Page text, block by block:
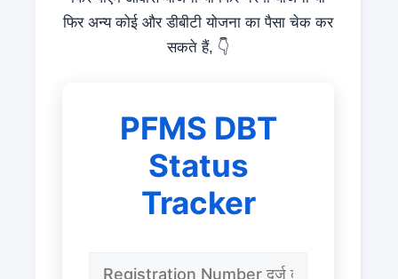
फिर अन्य कोई और डीबीटी योजना का पैसा चेक कर
सकते हैं, 👇
PFMS DBT
Status
Tracker